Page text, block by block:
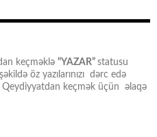
keçməklə “YAZAR” statusu
öz yazılarınızı dərc edə
Qeydiyyatdan keçmək üçün əlaqə